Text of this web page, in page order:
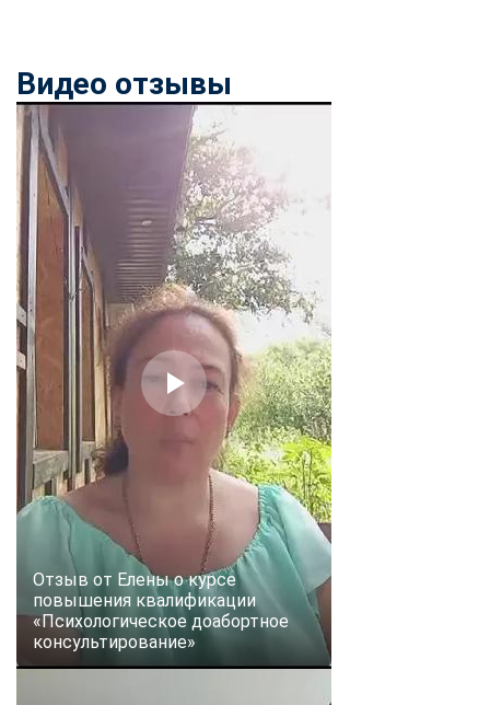
Видео отзывы
Отзыв от Елены о курсе
повышения квалификации
«Психологическое доабортное
консультирование»
ChatApp
online
Мессенджеры
Свяжитесь с нами через любой удобный мессенджер!
WhatsApp
Vkontakte EMail
Max